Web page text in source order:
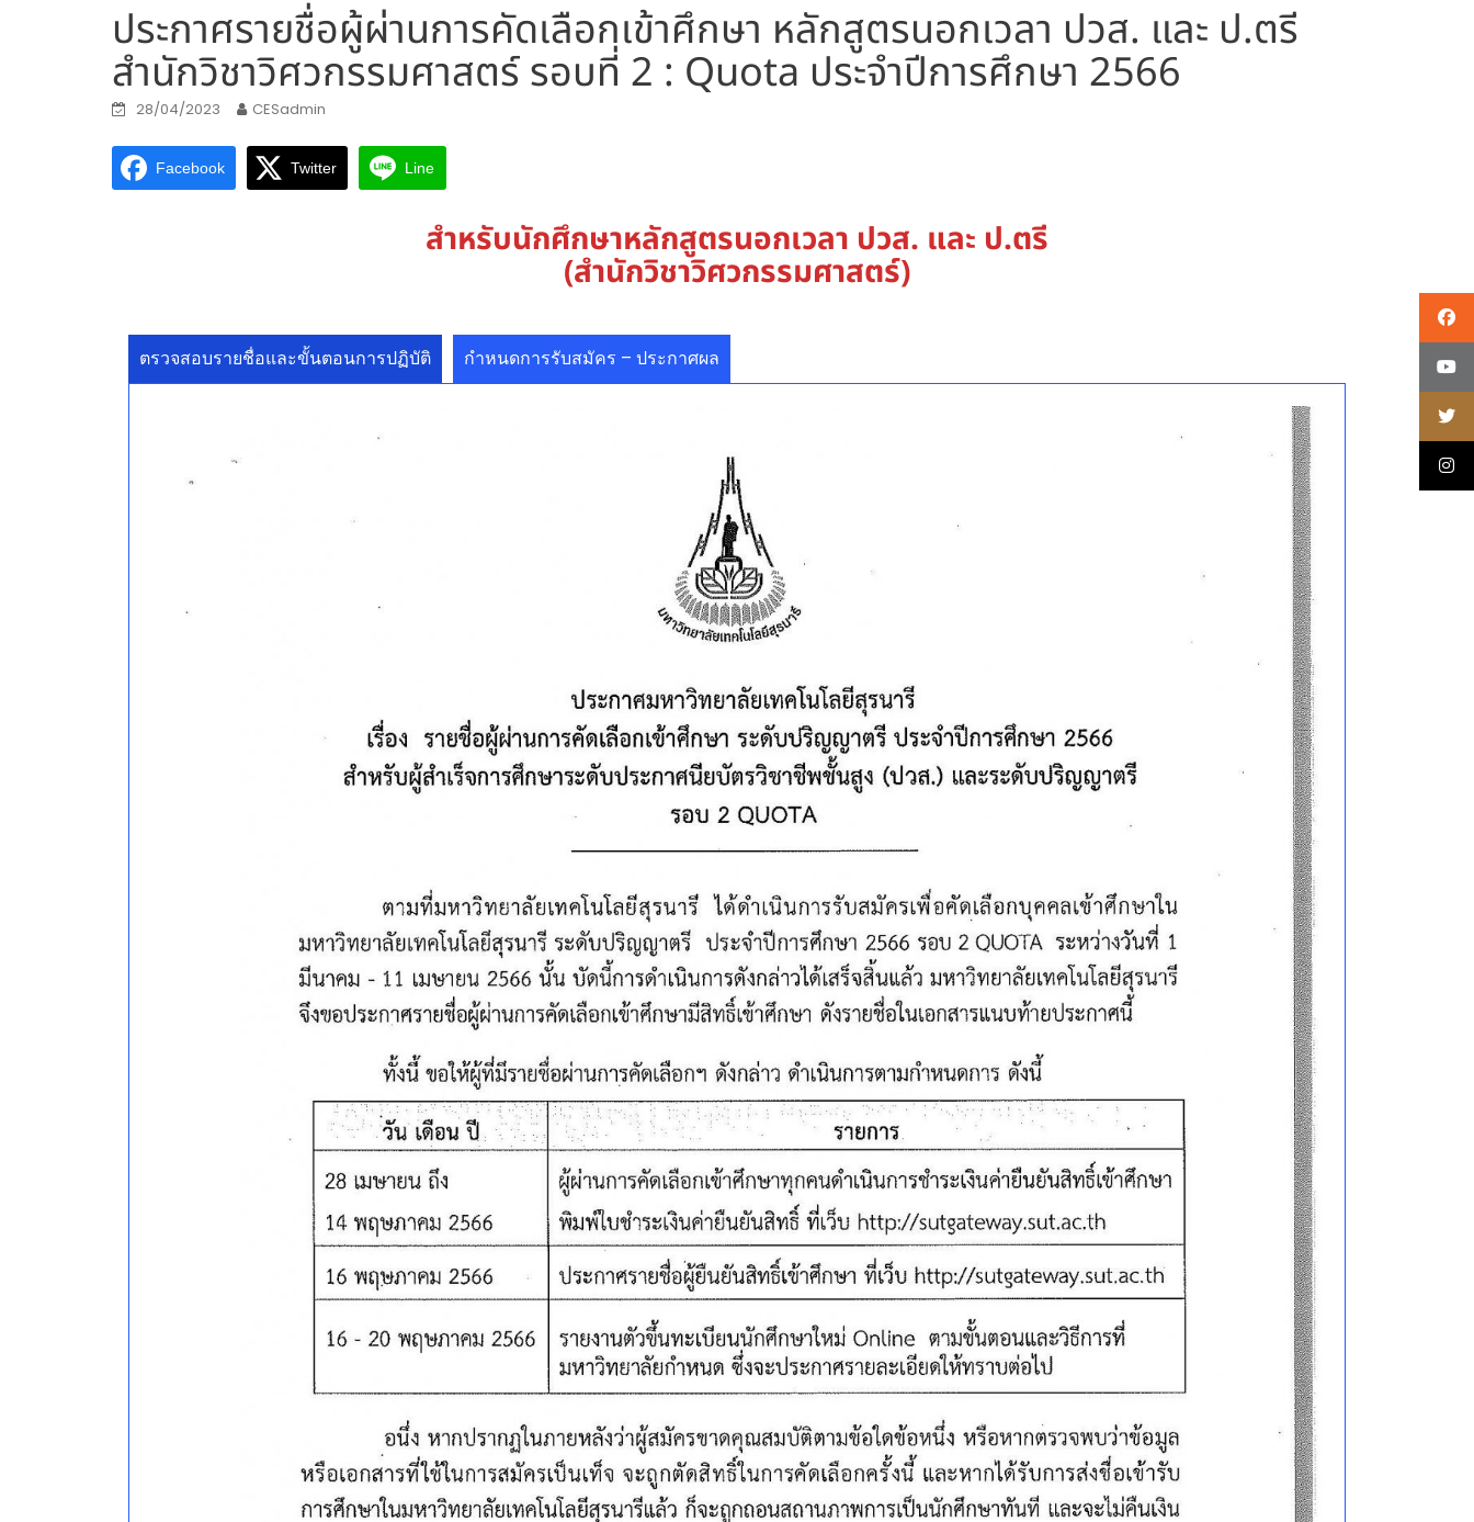
ประกาศรายชื่อผู้ผ่านการคัดเลือกเข้าศึกษา หลักสูตรนอกเวลา ปวส. และ ป.ตรี
สำนักวิชาวิศวกรรมศาสตร์ รอบที่ 2 : Quota ประจำปีการศึกษา 2566
28/04/2023 CESadmin
Facebook Twitter Line
สำหรับนักศึกษาหลักสูตรนอกเวลา ปวส. และ ป.ตรี
(สำนักวิชาวิศวกรรมศาสตร์)
ตรวจสอบรายชื่อและขั้นตอนการปฏิบัติ กำหนดการรับสมัคร – ประกาศผล